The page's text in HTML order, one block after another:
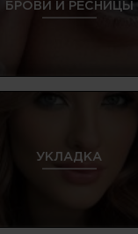
БРОВИ И РЕСНИЦЫ
УКЛАДКА